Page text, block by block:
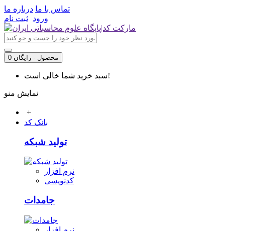
تماس با ما درباره ما
ورود ثبت نام
0 محصول - رایگان
سبد خرید شما خالی است!
نمایش منو
+
بانک کد
تولید شبکه
نرم افزار
کدنویسی
جامدات